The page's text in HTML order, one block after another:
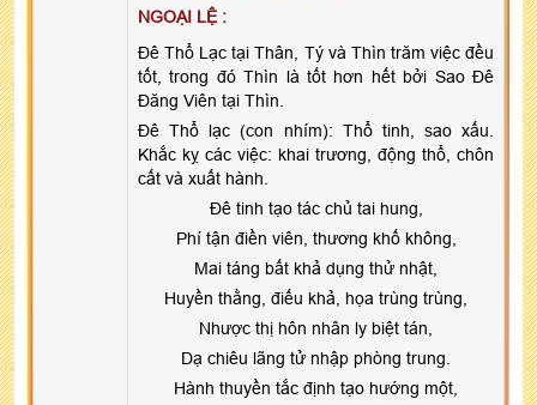
NGOẠI LỆ :
Đê Thổ Lạc tại Thân, Tý và Thìn trăm việc đều
tốt, trong đó Thìn là tốt hơn hết bởi Sao Đê
Đăng Viên tại Thìn.
Đê Thổ lạc (con nhím): Thổ tinh, sao xấu.
Khắc kỵ các việc: khai trương, động thổ, chôn
cất và xuất hành.
Đê tinh tạo tác chủ tai hung,
Phí tận điền viên, thương khố không,
Mai táng bất khả dụng thử nhật,
Huyền thằng, điếu khả, họa trùng trùng,
Nhược thị hôn nhân ly biệt tán,
Dạ chiêu lãng tử nhập phòng trung.
Hành thuyền tắc định tạo hướng một,